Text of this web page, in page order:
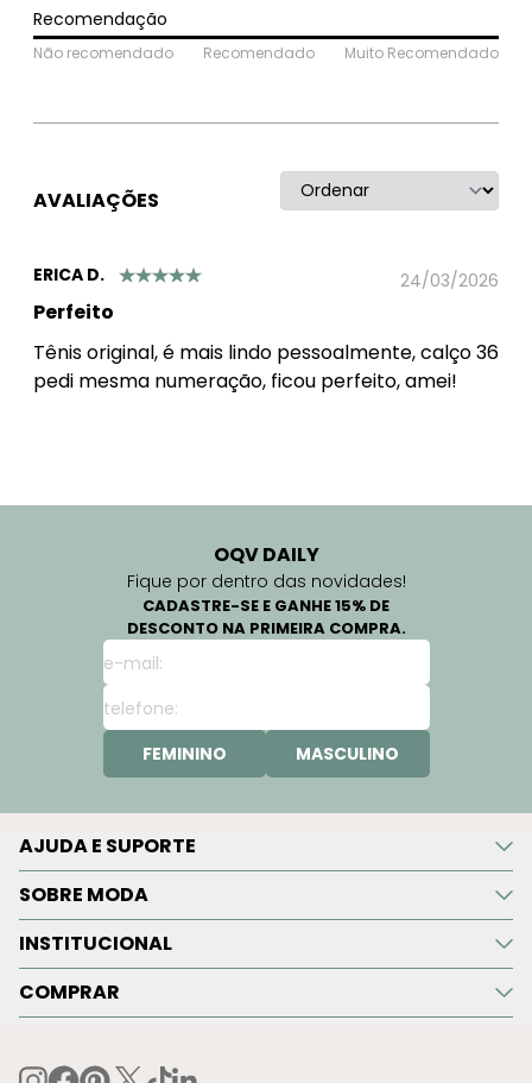
Recomendação
Não recomendado Recomendado Muito Recomendado
AVALIAÇÕES
ERICA D. 24/03/2026
Perfeito
Tênis original, é mais lindo pessoalmente, calço 36
pedi mesma numeração, ficou perfeito, amei!
OQV DAILY
Fique por dentro das novidades!
CADASTRE-SE E GANHE 15% DE
DESCONTO NA PRIMEIRA COMPRA.
FEMININO MASCULINO
AJUDA E SUPORTE
SOBRE MODA
INSTITUCIONAL
COMPRAR